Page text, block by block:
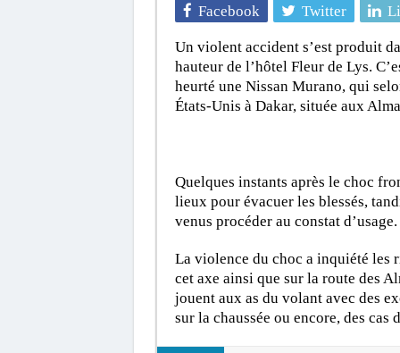
Facebook Twitter
Un violent accident s’est produit
hauteur de l’hôtel Fleur de Lys.
heurté une Nissan Murano, qui
États-Unis à Dakar, située aux
Quelques instants après le choc
lieux pour évacuer les blessés,
venus procéder au constat d’usage.
La violence du choc a inquiété les
cet axe ainsi que sur la route des
jouent aux as du volant avec des
sur la chaussée ou encore, des cas